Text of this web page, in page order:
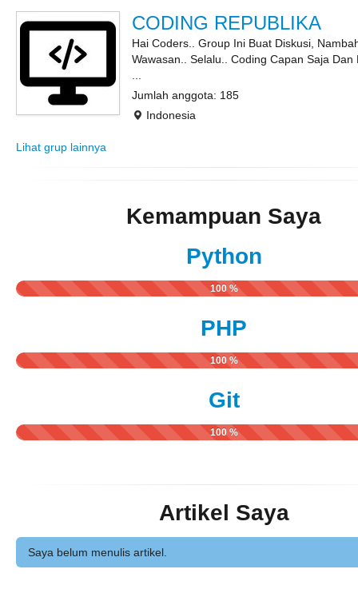
CODING REPUBLIKA
Hai Coders.. Group Ini Buat Diskusi,
Wawasan.. Selalu.. Coding Capan Saja Dan
Jumlah anggota: 185
Indonesia
Lihat grup lainnya
Kemampuan Saya
Python
100 %
PHP
100 %
Git
100 %
Artikel Saya
Saya belum menulis artikel.